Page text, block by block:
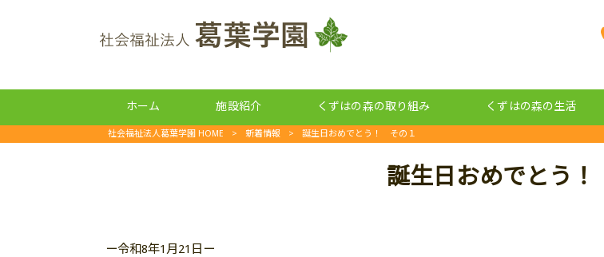
ホーム 施設紹介 くずはの森の取り組み くずはの森の生活
社会福祉法人葛葉学園 HOME > 新着情報 > 誕生日おめでとう！ その１
誕生日おめでとう
ー令和8年1月21日ー